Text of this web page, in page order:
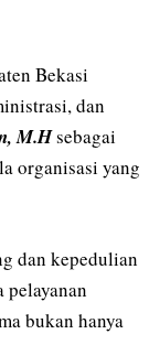
Bekasi
dan
M.Hsebagai
organisasi yang
dan kepedulian
bukan hanya